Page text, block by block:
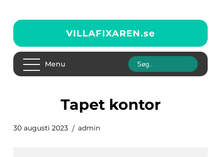
VILLAFIXAREN.se
Menu
tapet kontor
30 augusti 2023 admin